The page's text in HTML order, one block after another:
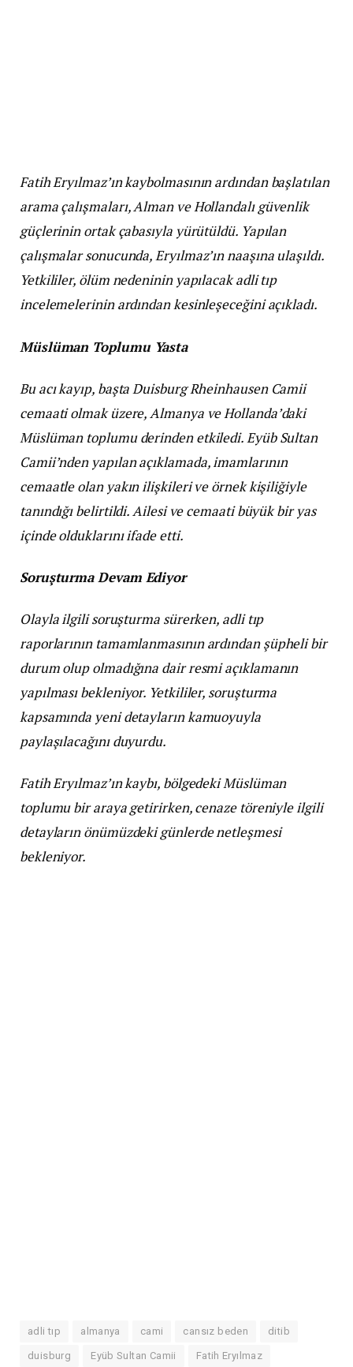
Fatih Eryılmaz’ın kaybolmasının ardından başlatılan
arama çalışmaları, Alman ve Hollandalı güvenlik
güçlerinin ortak çabasıyla yürütüldü. Yapılan
çalışmalar sonucunda, Eryılmaz’ın naaşına ulaşıldı.
Yetkililer, ölüm nedeninin yapılacak adli tıp
incelemelerinin ardından kesinleşeceğini açıkladı.
Müslüman Toplumu Yasta
Bu acı kayıp, başta Duisburg Rheinhausen Camii
cemaati olmak üzere, Almanya ve Hollanda’daki
Müslüman toplumu derinden etkiledi. Eyüb Sultan
Camii’nden yapılan açıklamada, imamlarının
cemaatle olan yakın ilişkileri ve örnek kişiliğiyle
tanındığı belirtildi. Ailesi ve cemaati büyük bir yas
içinde olduklarını ifade etti.
Soruşturma Devam Ediyor
Olayla ilgili soruşturma sürerken, adli tıp
raporlarının tamamlanmasının ardından şüpheli bir
durum olup olmadığına dair resmi açıklamanın
yapılması bekleniyor. Yetkililer, soruşturma
kapsamında yeni detayların kamuoyuyla
paylaşılacağını duyurdu.
Fatih Eryılmaz’ın kaybı, bölgedeki Müslüman
toplumu bir araya getirirken, cenaze töreniyle ilgili
detayların önümüzdeki günlerde netleşmesi
bekleniyor.
adli tıp almanya cami cansız beden ditib
duisburg Eyüb Sultan Camii Fatih Eryılmaz